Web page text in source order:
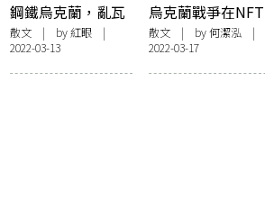
鋼鐵烏克蘭，亂瓦
香港 —— 再看《凜
冬烈火：烏克蘭為
自由而戰》
散文 | by紅眼 |
2022-03-13
烏克蘭戰爭在NFT
與crypto世界
散文| by 何潔泓 |
2022-03-17